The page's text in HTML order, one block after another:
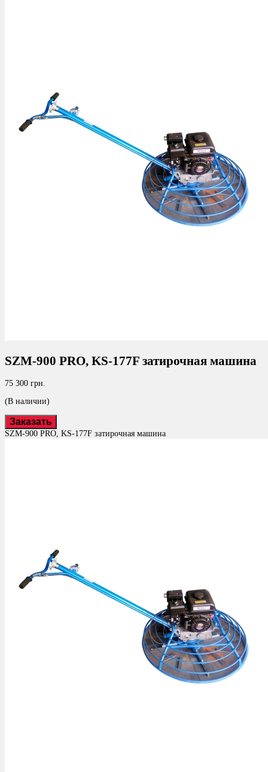
SZM-900 PRO, KS-177F затирочная машина
75 300 грн.
(В наличии)
Заказать
SZM-900 PRO, KS-177F затирочная машина